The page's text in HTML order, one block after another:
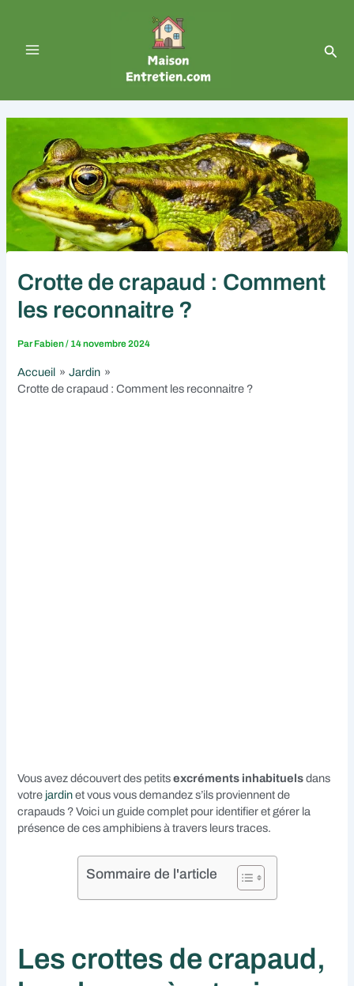
Menu
Crotte de crapaud : Comment
les reconnaitre ?
ParFabien/ 14 novembre 2024
Accueil
Jardin
Crotte de crapaud : Comment les reconnaitre ?
Vous avez découvert des petitsexcréments inhabituelsdans
votre jardinet vous vous demandez s’ils proviennent de
crapauds ? Voici un guide complet pour identifier et gérer la
présence de ces amphibiens à travers leurs traces.
Sommaire de l'article
Les crottes de crapaud,